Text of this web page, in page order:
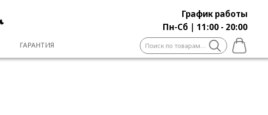
График работы
Пн-Сб | 11:00 - 20:00
ГАРАНТИЯ Искать: